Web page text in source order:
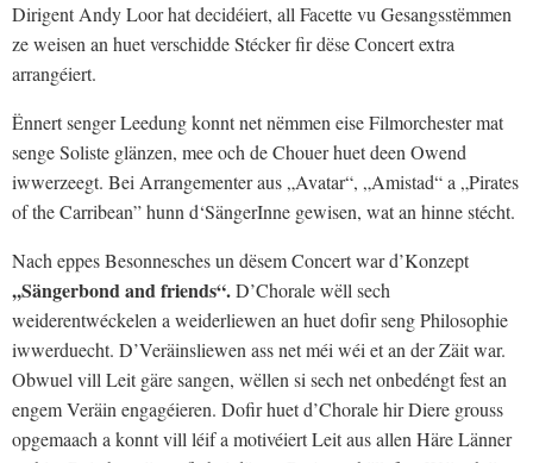
Dirigent Andy Loor hat decidéiert, all Facette vu Gesangsstëmmen
ze weisen an huet verschidde Stécker fir dëse Concert extra
arrangéiert.
Ënnert senger Leedung konnt net nëmmen eise Filmorchester mat
senge Soliste glänzen, mee och de Chouer huet deen Owend
iwwerzeegt. Bei Arrangementer aus „Avatar“, „Amistad“ a „Pirates
of the Carribean” hunn d‘SängerInne gewisen, wat an hinne stécht.
Nach eppes Besonnesches un dësem Concert war d’Konzept
,,Sängerbond and friends“.D’Chorale wëll sech
weiderentwéckelen a weiderliewen an huet dofir seng Philosophie
iwwerduecht. D’Veräinsliewen ass net méi wéi et an der Zäit war.
Obwuel vill Leit gäre sangen, wëllen si sech net onbedéngt fest an
engem Veräin engagéieren. Dofir huet d’Chorale hir Diere grouss
opgemaach a konnt vill léif a motivéiert Leit aus allen Häre Länner